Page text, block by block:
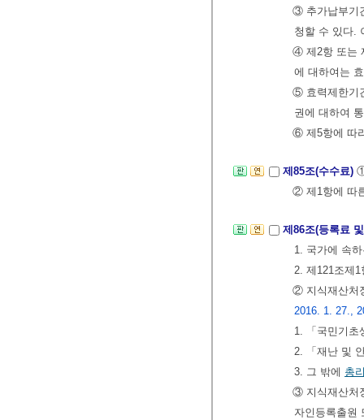
③ 추가납부기
청할 수 있다.
④ 제2항 또는
에 대하여는
⑤ 효력제한기
권에 대하여
⑥ 제5항에 따
제85조(수수료)
② 제1항에 따
제86조(등록료
1. 국가에 속
2. 제121조제
② 지식재산처
2016. 1. 27.,
1. 「국민기초
2. 「재난 및
3. 그 밖에 총
③ 지식재산처
자인등록출원